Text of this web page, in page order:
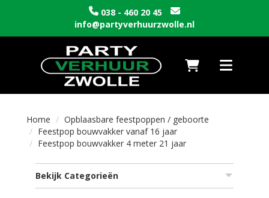
038 - 460 20 45
info@partyverhuurzwolle.nl
Naar winkelwagen
Toggle
Home
Opblaasbare feestpoppen / geboorte
Feestpop bouwvakker vanaf 16 jaar
Feestpop bouwvakker 4 meter 21 jaar
Bekijk Categorieën